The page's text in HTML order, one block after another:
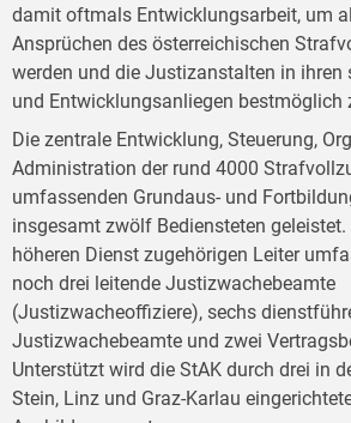
damit oftmals Entwicklungsarbeit, um
Ansprüchen des österreichischen
werden und die Justizanstalten in ihren
und Entwicklungsanliegen bestmöglich
Die zentrale Entwicklung, Steuerung,
Administration der rund 4000
umfassenden Grundaus- und
insgesamt zwölf Bediensteten geleistet.
höheren Dienst zugehörigen Leiter
noch drei leitende Justizwachebeamte
(Justizwacheoffiziere), sechs
Justizwachebeamte und zwei
Unterstützt wird die StAK durch drei in
Stein, Linz und Graz-Karlau